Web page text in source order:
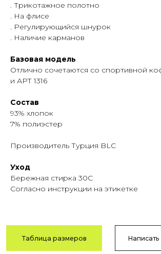
. Трикотажное полотно
. На флисе
. Регулирующийся шнурок
. Наличие карманов
Базовая модель
Отлично сочетаются со спортивной
и АРТ 1316
Состав
93% хлопок
7% полиэстер
Производитель Турция BLC
Уход
Бережная стирка 30C
Согласно инструкции на этикетке
Таблица размеров
качества
Возврат
и обмен
примерки
Сотни отзывов
в соцсетях